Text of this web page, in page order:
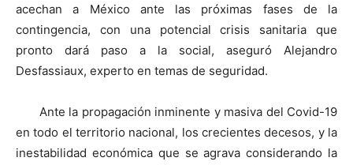
acechan a México ante las próximas fases de la
contingencia, con una potencial crisis sanitaria que
pronto dará paso a la social, aseguró Alejandro
Desfassiaux, experto en temas de seguridad.
Ante la propagación inminente y masiva del Covid-19
en todo el territorio nacional, los crecientes decesos, y la
inestabilidad económica que se agrava considerando la